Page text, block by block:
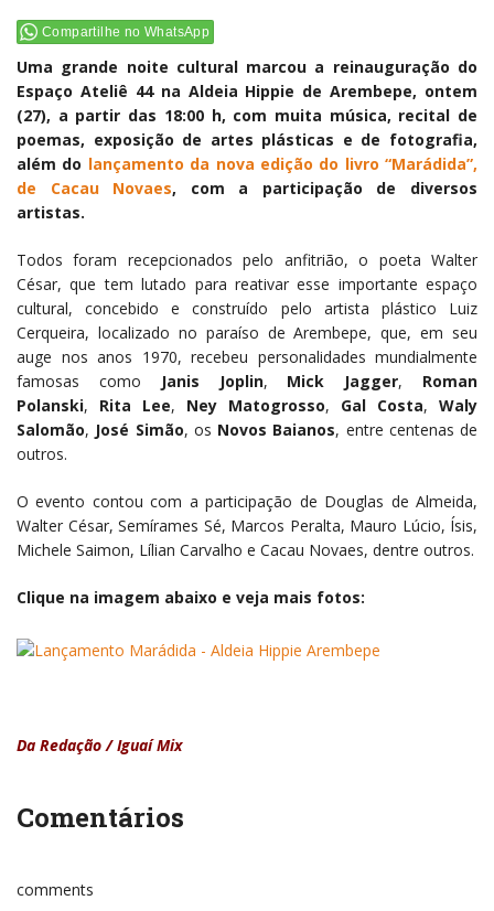
Compartilhe no WhatsApp
Uma grande noite cultural marcou a reinauguração do
Espaço Ateliê 44 na Aldeia Hippie de Arembepe, ontem
(27), a partir das 18:00 h, com muita música, recital de
poemas, exposição de artes plásticas e de fotografia,
além do lançamento da nova edição do livro “Marádida”,
de Cacau Novaes, com a participação de diversos
artistas.
Todos foram recepcionados pelo anfitrião, o poeta Walter
César, que tem lutado para reativar esse importante espaço
cultural, concebido e construído pelo artista plástico Luiz
Cerqueira, localizado no paraíso de Arembepe, que, em seu
auge nos anos 1970, recebeu personalidades mundialmente
famosas como Janis Joplin, Mick Jagger, Roman
Polanski, Rita Lee, Ney Matogrosso, Gal Costa, Waly
Salomão, José Simão, os Novos Baianos, entre centenas de
outros.
O evento contou com a participação de Douglas de Almeida,
Walter César, Semírames Sé, Marcos Peralta, Mauro Lúcio, Ísis,
Michele Saimon, Lílian Carvalho e Cacau Novaes, dentre outros.
Clique na imagem abaixo e veja mais fotos:
Da Redação / Iguaí Mix
Comentários
comments